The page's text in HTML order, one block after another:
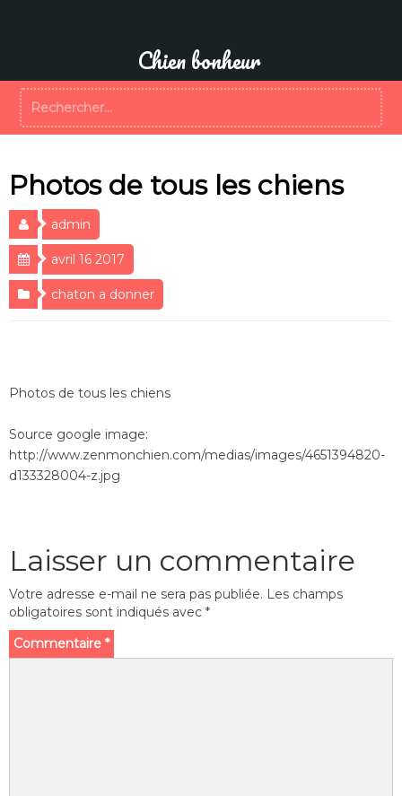
Chien bonheur
Photos de tous les chiens
admin
avril 16 2017
chaton a donner
Photos de tous les chiens
Source google image:
http://www.zenmonchien.com/medias/images/4651394820-
d133328004-z.jpg
Laisser un commentaire
Votre adresse e-mail ne sera pas publiée. Les champs
obligatoires sont indiqués avec *
Commentaire *
Rechercher :